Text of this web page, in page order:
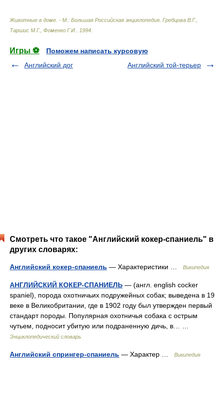
Животные в доме. - М.: Большая Российская энциклопедия Гребцова В.Г.,
Таршис М.Г., Фоменко Г.И.
1994
Игры ⚽
Поможем написать курсовую
Английский дог
Английский той-терьер
Смотреть что такое "Английский кокер-спаниель" в
других словарях:
Английский кокер-спаниель — Характеристики … Википедия
АНГЛИЙСКИЙ КОКЕР-СПАНИЕЛЬ — (англ. english cocker
spaniel), порода охотничьих подружейных собак; выведена в 19
веке в Великобритании, где в 1902 году был утвержден первый
стандарт породы. Популярная охотничья собака с острым
чутьем, подносит убитую или подраненную дичь, в… …
Энциклопедический словарь
Английский спрингер-спаниель — Характер … Википедия